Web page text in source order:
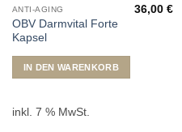
ANTI-AGING
OBV Darmvital Forte
Kapsel
36,00€
IN DEN WARENKORB
inkl. 7 % MwSt.